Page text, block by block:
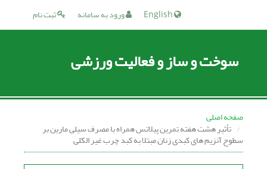
ثبت نام ورود به سامانه
سوخت و ساز و فعالیت ورزشی
صفحه اصلی
تأثیر هشت هفته تمرین پیلاتس همراه با مصرف سیلی مارین بر
سطوح آنزیم های کبدی زنان مبتلا به کبد چرب غیر الکلی